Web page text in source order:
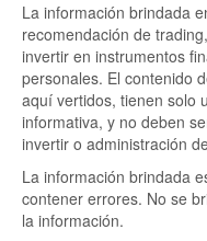
La información brindada
recomendación de
invertir en instrumentos
personales. El contenido
aquí vertidos, tienen solo
informativa, y no deben
invertir o administración
La información brindada
contener errores. No se
la información.